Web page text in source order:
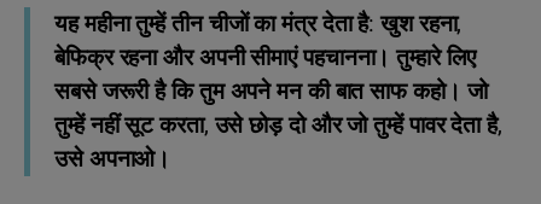
यह महीना तुम्हें तीन चीजों का मंत्र देता है: खुश रहना,
बेफिक्र रहना और अपनी सीमाएं पहचानना। तुम्हारे लिए
सबसे जरूरी है कि तुम अपने मन की बात साफ कहो। जो
तुम्हें नहीं सूट करता, उसे छोड़ दो और जो तुम्हें पावर देता है,
उसे अपनाओ।